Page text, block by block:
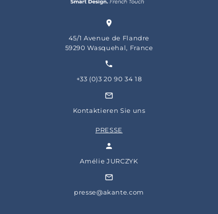
45/1 Avenue de Flandre
59290 Wasquehal, France
+33 (0)3 20 90 34 18
Kontaktieren Sie uns
PRESSE
Amélie JURCZYK
presse@akante.com